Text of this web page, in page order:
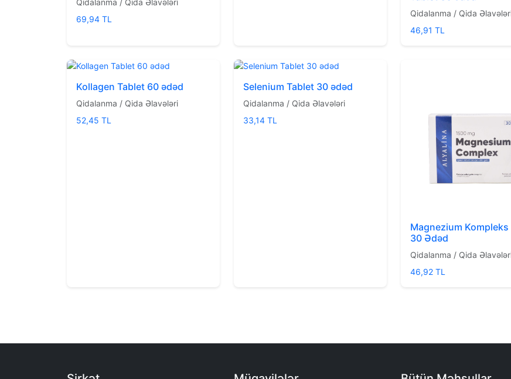
69,94 TL
Qidalanma / Qida
46,91 TL
Kollagen Tablet 60 ədəd
Qidalanma / Qida Əlavələri
52,45 TL
Selenium Tablet 30 ədəd
Qidalanma / Qida Əlavələri
33,14 TL
Magnezium Kompleks
30 Ədəd
Qidalanma / Qida
46,92 TL